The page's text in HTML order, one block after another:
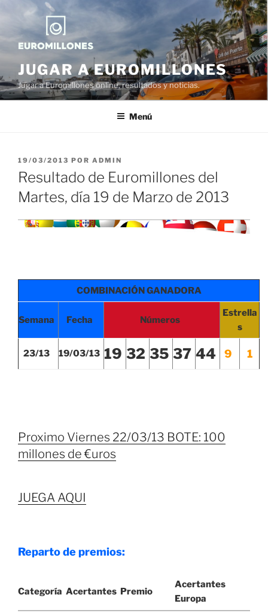
contenido
JUGAR A EUROMILLONES
Jugar a Euromillones online, resultados y noticias.
Menú
PUBLICADO
EL
19/03/2013 POR ADMIN
Resultado de Euromillones del
Martes, día 19 de Marzo de 2013
COMBINACIÓN GANADORA
Semana Fecha Números
Estrella
s
23/13 19/03/13 19 32 35 37 44 9 1
Proximo Viernes 22/03/13 BOTE: 100
millones de €uros
JUEGA AQUI
Reparto de premios:
Categoría Acertantes Premio
Acertantes
Europa